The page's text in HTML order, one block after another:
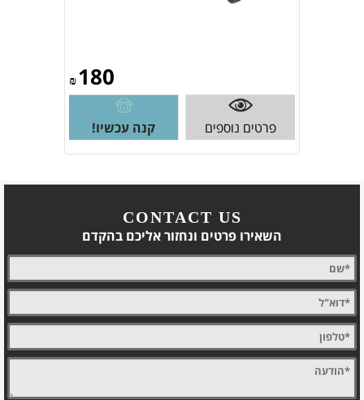
₪180
פרטים נוספים קנה עכשיו!
CONTACT US
השאירו פרטים ונחזור אליכם בהקדם